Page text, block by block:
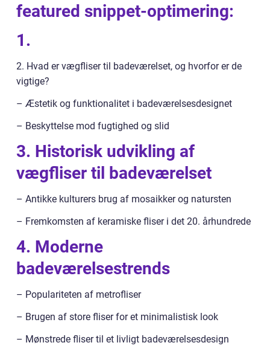
featured snippet-optimering:
1.
2. Hvad er vægfliser til badeværelset, og hvorfor er de
vigtige?
– Æstetik og funktionalitet i badeværelsesdesignet
– Beskyttelse mod fugtighed og slid
3. Historisk udvikling af
vægfliser til badeværelset
– Antikke kulturers brug af mosaikker og natursten
– Fremkomsten af keramiske fliser i det 20. århundrede
4. Moderne
badeværelsestrends
– Populariteten af metrofliser
– Brugen af store fliser for et minimalistisk look
– Mønstrede fliser til et livligt badeværelsesdesign